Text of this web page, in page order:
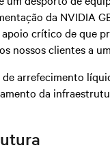
da NVIDIA
crítico de que
nossos clientes a
arrefecimento
da